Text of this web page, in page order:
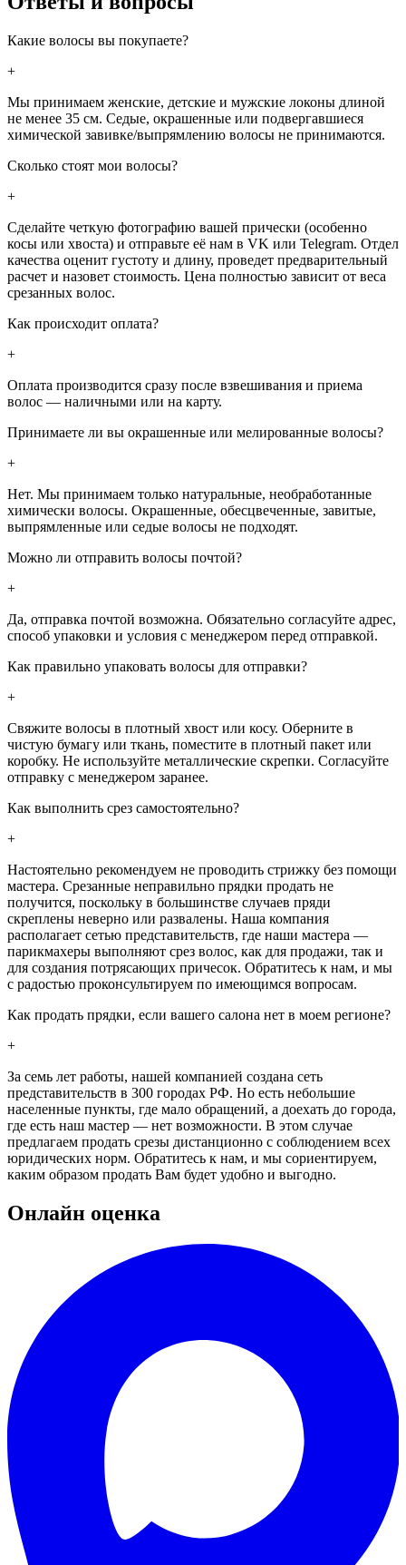
Какие волосы вы покупаете?
+
Мы принимаем женские, детские и мужские локоны длиной
не менее 35 см. Седые, окрашенные или подвергавшиеся
химической завивке/выпрямлению волосы не принимаются.
Сколько стоят мои волосы?
+
Сделайте четкую фотографию вашей прически (особенно
косы или хвоста) и отправьте её нам в VK или Telegram. Отдел
качества оценит густоту и длину, проведет предварительный
расчет и назовет стоимость. Цена полностью зависит от веса
срезанных волос.
Как происходит оплата?
+
Оплата производится сразу после взвешивания и приема
волос — наличными или на карту.
Принимаете ли вы окрашенные или мелированные волосы?
+
Нет. Мы принимаем только натуральные, необработанные
химически волосы. Окрашенные, обесцвеченные, завитые,
выпрямленные или седые волосы не подходят.
Можно ли отправить волосы почтой?
+
Да, отправка почтой возможна. Обязательно согласуйте адрес,
способ упаковки и условия с менеджером перед отправкой.
Как правильно упаковать волосы для отправки?
+
Свяжите волосы в плотный хвост или косу. Оберните в
чистую бумагу или ткань, поместите в плотный пакет или
коробку. Не используйте металлические скрепки. Согласуйте
отправку с менеджером заранее.
Как выполнить срез самостоятельно?
+
Настоятельно рекомендуем не проводить стрижку без помощи
мастера. Срезанные неправильно прядки продать не
получится, поскольку в большинстве случаев пряди
скреплены неверно или развалены. Наша компания
располагает сетью представительств, где наши мастера —
парикмахеры выполняют срез волос, как для продажи, так и
для создания потрясающих причесок. Обратитесь к нам, и мы
с радостью проконсультируем по имеющимся вопросам.
Как продать прядки, если вашего салона нет в моем регионе?
+
За семь лет работы, нашей компанией создана сеть
представительств в 300 городах РФ. Но есть небольшие
населенные пункты, где мало обращений, а доехать до города,
где есть наш мастер — нет возможности. В этом случае
предлагаем продать срезы дистанционно с соблюдением всех
юридических норм. Обратитесь к нам, и мы сориентируем,
каким образом продать Вам будет удобно и выгодно.
Онлайн оценка